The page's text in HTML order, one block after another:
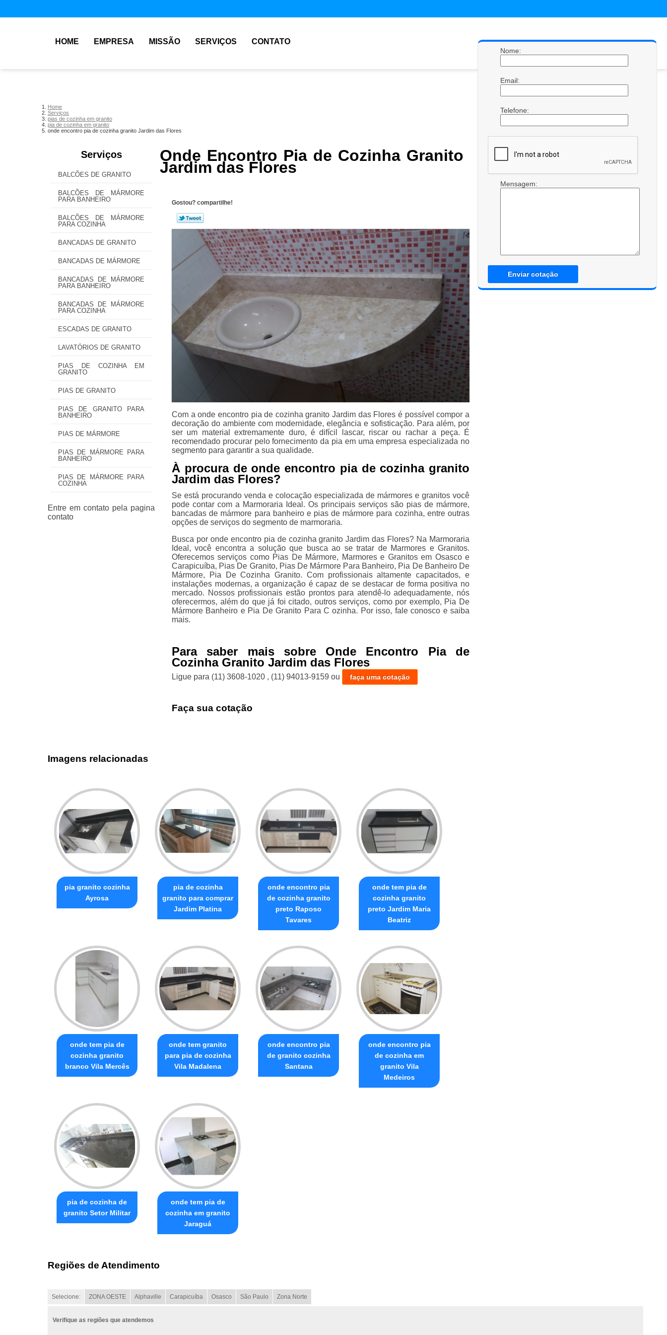
HOME EMPRESA MISSÃO SERVIÇOS CONTATO
Home
Serviços
pias de cozinha em granito
pia de cozinha em granito
onde encontro pia de cozinha granito Jardim das Flores
Serviços
BALCÕES DE GRANITO
BALCÕES DE MÁRMORE
PARA BANHEIRO
BALCÕES DE MÁRMORE
PARA COZINHA
BANCADAS DE GRANITO
BANCADAS DE MÁRMORE
BANCADAS DE MÁRMORE
PARA BANHEIRO
BANCADAS DE MÁRMORE
PARA COZINHA
ESCADAS DE GRANITO
LAVATÓRIOS DE GRANITO
PIAS DE COZINHA EM
GRANITO
PIAS DE GRANITO
PIAS DE GRANITO PARA
BANHEIRO
PIAS DE MÁRMORE
PIAS DE MÁRMORE PARA
BANHEIRO
PIAS DE MÁRMORE PARA
COZINHA
Onde Encontro Pia de Cozinha Granito
Jardim das Flores
Gostou? compartilhe!
Com a onde encontro pia de cozinha granito Jardim das Flores é possível compor a
decoração do ambiente com modernidade, elegância e sofisticação. Para além, por
ser um material extremamente duro, é difícil lascar, riscar ou rachar a peça. É
recomendado procurar pelo fornecimento da pia em uma empresa especializada no
segmento para garantir a sua qualidade.
À procura de onde encontro pia de cozinha granito
Jardim das Flores?
Se está procurando venda e colocação especializada de mármores e granitos você
pode contar com a Marmoraria Ideal. Os principais serviços são pias de mármore,
bancadas de mármore para banheiro e pias de mármore para cozinha, entre outras
opções de serviços do segmento de marmoraria.
Busca por onde encontro pia de cozinha granito Jardim das Flores? Na Marmoraria
Ideal, você encontra a solução que busca ao se tratar de Marmores e Granitos.
Oferecemos serviços como Pias De Mármore, Marmores e Granitos em Osasco e
Carapicuíba, Pias De Granito, Pias De Mármore Para Banheiro, Pia De Banheiro De
Mármore, Pia De Cozinha Granito. Com profissionais altamente capacitados, e
instalações modernas, a organização é capaz de se destacar de forma positiva no
mercado. Nossos profissionais estão prontos para atendê-lo adequadamente, nós
oferecermos, além do que já foi citado, outros serviços, como por exemplo, Pia De
Mármore Banheiro e Pia De Granito Para C ozinha. Por isso, fale conosco e saiba
mais.
Para saber mais sobre Onde Encontro Pia de
Cozinha Granito Jardim das Flores
Ligue para (11) 3608-1020 , (11) 94013-9159 ou faça uma cotação
Faça sua cotação
Nome:
Email:
Telefone:
Mensagem:
Enviar cotação
Imagens relacionadas
pia granito cozinha
Ayrosa
pia de cozinha
granito para comprar
Jardim Platina
onde encontro pia
de cozinha granito
preto Raposo
Tavares
onde tem pia de
cozinha granito
preto Jardim Maria
Beatriz
onde tem pia de
cozinha granito
branco Vila Mercês
onde tem granito
para pia de cozinha
Vila Madalena
onde encontro pia
de granito cozinha
Santana
onde encontro pia
de cozinha em
granito Vila
Medeiros
pia de cozinha de
granito Setor Militar
onde tem pia de
cozinha em granito
Jaraguá
Regiões de Atendimento
Selecione: ZONA OESTE Alphaville Carapicuíba Osasco São Paulo Zona Norte
Verifique as regiões que atendemos